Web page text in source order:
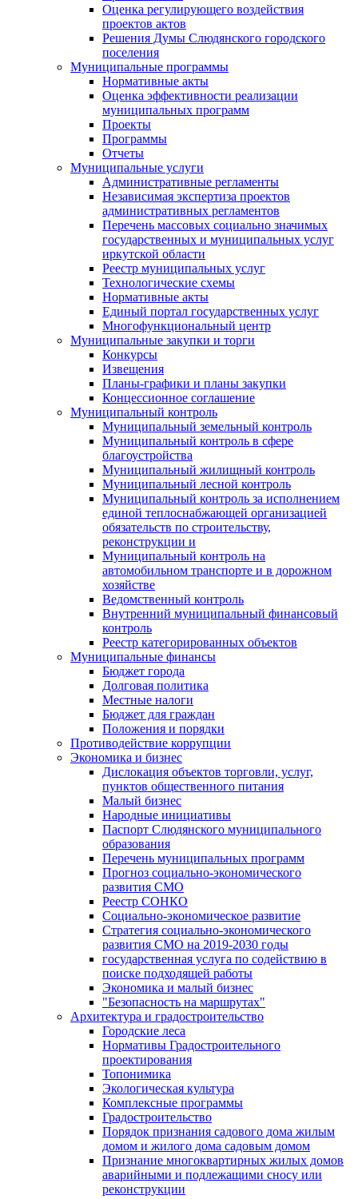
Оценка регулирующего воздействия
проектов актов
Решения Думы Слюдянского городского
поселения
Муниципальные программы
Нормативные акты
Оценка эффективности реализации
муниципальных программ
Проекты
Программы
Отчеты
Муниципальные услуги
Административные регламенты
Независимая экспертиза проектов
административных регламентов
Перечень массовых социально значимых
государственных и муниципальных услуг
иркутской области
Реестр муниципальных услуг
Технологические схемы
Нормативные акты
Единый портал государственных услуг
Многофункциональный центр
Муниципальные закупки и торги
Конкурсы
Извещения
Планы-графики и планы закупки
Концессионное соглашение
Муниципальный контроль
Муниципальный земельный контроль
Муниципальный контроль в сфере
благоустройства
Муниципальный жилищный контроль
Муниципальный лесной контроль
Муниципальный контроль за исполнением
единой теплоснабжающей организацией
обязательств по строительству,
реконструкции и
Муниципальный контроль на
автомобильном транспорте и в дорожном
хозяйстве
Ведомственный контроль
Внутренний муниципальный финансовый
контроль
Реестр категорированных объектов
Муниципальные финансы
Бюджет города
Долговая политика
Местные налоги
Бюджет для граждан
Положения и порядки
Противодействие коррупции
Экономика и бизнес
Дислокация объектов торговли, услуг,
пунктов общественного питания
Малый бизнес
Народные инициативы
Паспорт Слюдянского муниципального
образования
Перечень муниципальных программ
Прогноз социально-экономического
развития СМО
Реестр СОНКО
Социально-экономическое развитие
Стратегия социально-экономического
развития СМО на 2019-2030 годы
государственная услуга по содействию в
поиске подходящей работы
Экономика и малый бизнес
"Безопасность на маршрутах"
Архитектура и градостроительство
Городские леса
Нормативы Градостроительного
проектирования
Топонимика
Экологическая культура
Комплексные программы
Градостроительство
Порядок признания садового дома жилым
домом и жилого дома садовым домом
Признание многоквартирных жилых домов
аварийными и подлежащими сносу или
реконструкции